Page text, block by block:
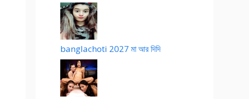
banglachoti 2027 মা আর দিদি